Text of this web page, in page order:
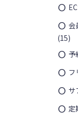
会
(15)
予
フ
サ
定